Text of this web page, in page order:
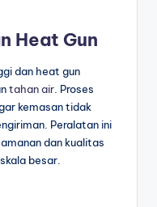
Heat Gun
dan heat gun
tahan air . Proses
kemasan tidak
Peralatan ini
dan kualitas
besar.